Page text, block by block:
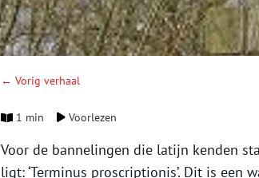
← Vorig verhaal
1 min Voorlezen
Voor de bannelingen die latijn kenden
ligt: ‘Terminus proscriptionis’. Dit is een